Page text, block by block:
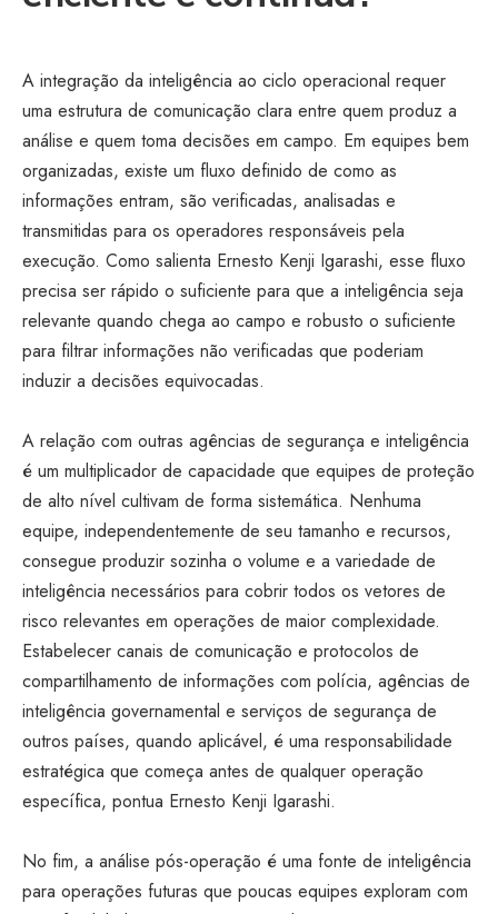
A integração da inteligência ao ciclo operacional requer
uma estrutura de comunicação clara entre quem produz a
análise e quem toma decisões em campo. Em equipes bem
organizadas, existe um fluxo definido de como as
informações entram, são verificadas, analisadas e
transmitidas para os operadores responsáveis pela
execução. Como salienta Ernesto Kenji Igarashi, esse fluxo
precisa ser rápido o suficiente para que a inteligência seja
relevante quando chega ao campo e robusto o suficiente
para filtrar informações não verificadas que poderiam
induzir a decisões equivocadas.
A relação com outras agências de segurança e inteligência
é um multiplicador de capacidade que equipes de proteção
de alto nível cultivam de forma sistemática. Nenhuma
equipe, independentemente de seu tamanho e recursos,
consegue produzir sozinha o volume e a variedade de
inteligência necessários para cobrir todos os vetores de
risco relevantes em operações de maior complexidade.
Estabelecer canais de comunicação e protocolos de
compartilhamento de informações com polícia, agências de
inteligência governamental e serviços de segurança de
outros países, quando aplicável, é uma responsabilidade
estratégica que começa antes de qualquer operação
específica, pontua Ernesto Kenji Igarashi.
No fim, a análise pós-operação é uma fonte de inteligência
para operações futuras que poucas equipes exploram com